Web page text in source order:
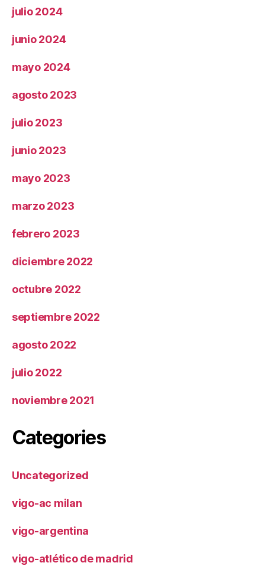
julio 2024
junio 2024
mayo 2024
agosto 2023
julio 2023
junio 2023
mayo 2023
marzo 2023
febrero 2023
diciembre 2022
octubre 2022
septiembre 2022
agosto 2022
julio 2022
noviembre 2021
Categories
Uncategorized
vigo-ac milan
vigo-argentina
vigo-atlético de madrid